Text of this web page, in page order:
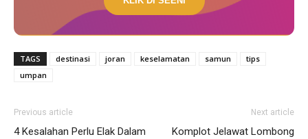
TAGS destinasi joran keselamatan samun
tips
umpan
Previous article
4 Kesalahan Perlu Elak Dalam
Next article
Komplot Jelawat Lombong